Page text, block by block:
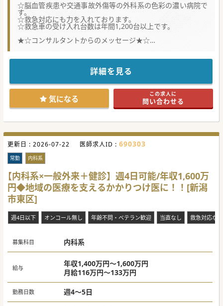
☆脳血管疾患や交通事故外傷等の外科系の色彩の濃い病院で
す。
☆救急対応にも力を入れております。
☆救急車の受け入れ台数は年間1,200台以上です。
★☆コンサルタントからのメッセージ★☆
地元の皆様から愛される地域密着の基幹病院です。
ワークライフバランス重視の先生にもオススメです。
詳細を見る
気になる この求人に
問い合わせる
更新日 : 2026-07-22 医師求人ID : 690303
常勤 内科系
【内科系×一般外来＋健診】週4日可能/年収1,600万
円◆地域の医療を支えるかかりつけ医に！！[新潟
市東区]
週4日以下 オンコール無し 年齢不問・ベテラン歓迎 当直なし 救急対応なし
募集科目 内科系
給与
年収1,400万円～1,600万円
月給116万円～133万円
勤務日数 週4～5日